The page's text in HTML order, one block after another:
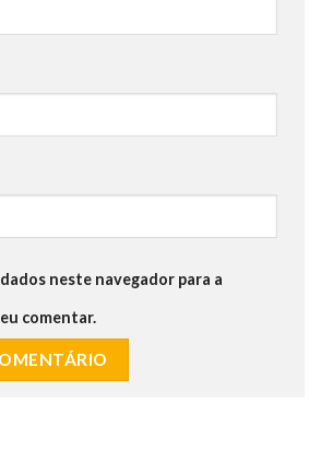
neste navegador para a
comentar.